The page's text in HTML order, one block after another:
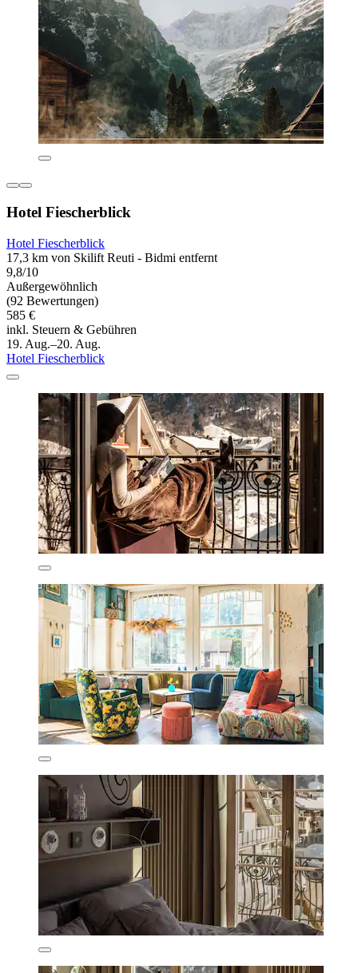
Hotel Fiescherblick
Hotel Fiescherblick
17,3 km von Skilift Reuti - Bidmi entfernt
9,8/10
Außergewöhnlich
(92 Bewertungen)
585 €
inkl. Steuern & Gebühren
19. Aug.–20. Aug.
Hotel Fiescherblick